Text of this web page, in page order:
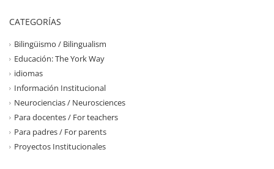
CATEGORÍAS
Bilingüismo / Bilingualism
Educación: The York Way
idiomas
Información Institucional
Neurociencias / Neurosciences
Para docentes / For teachers
Para padres / For parents
Proyectos Institucionales